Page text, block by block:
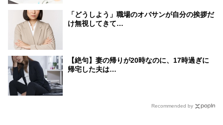
「どうしよう」職場のオバサンが自分の挨拶だ
け無視してきて…
【絶句】妻の帰りが20時なのに、17時過ぎに
帰宅した夫は…
Recommended by